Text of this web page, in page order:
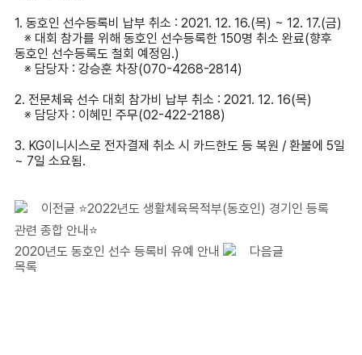
1. 동호인 선수등록비 납부 취소 : 2021. 12. 16.(목) ~ 12. 17.(금)
※ 대회 참가를 위해 동호인 선수등록한 150명 취소 완료(향후
동호인 선수등록도 철회 예정임.)
※ 담당자 : 강승훈 차장(070-4268-2814)
2. 전문체육 선수 대회 참가비 납부 취소 : 2021. 12. 16(목)
※ 담당자 : 이혜민 주무(02-422-2188)
3. KG이니시스로 전자결제 취소 시 카드한도 등 복원 / 환불에 5일
~ 7일 소요됨.
이전글 ⭐2022년도 생활체육목적부(동호인) 경기인 등록
관련 종합 안내⭐
2020년도 동호인 선수 등록비 유예 안내
다음글
목록